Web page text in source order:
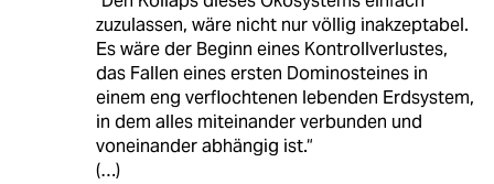
zuzulassen, wäre nicht nur völlig inakzeptabel.
Es wäre der Beginn eines Kontrollverlustes,
das Fallen eines ersten Dominosteines in
einem eng verflochtenen lebenden Erdsystem,
in dem alles miteinander verbunden und
voneinander abhängig ist.“
(…)